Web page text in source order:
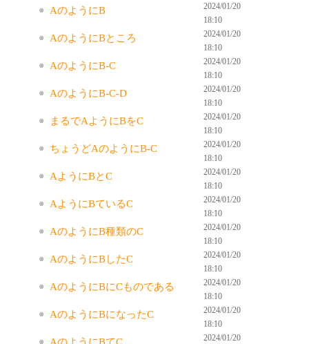
AのようにB
2024/01/20
18:10
AのようにBところ
2024/01/20
18:10
AのようにB-C
2024/01/20
18:10
AのようにB-C-D
2024/01/20
18:10
まるでAようにBをC
2024/01/20
18:10
ちょうどAのようにB-C
2024/01/20
18:10
AようにBとC
2024/01/20
18:10
AようにBているC
2024/01/20
18:10
AのようにB種類のC
2024/01/20
18:10
AのようにBしたC
2024/01/20
18:10
AのようにBにCものである
2024/01/20
18:10
AのようにBになったC
2024/01/20
18:10
AのようにBてC 2024/01/20